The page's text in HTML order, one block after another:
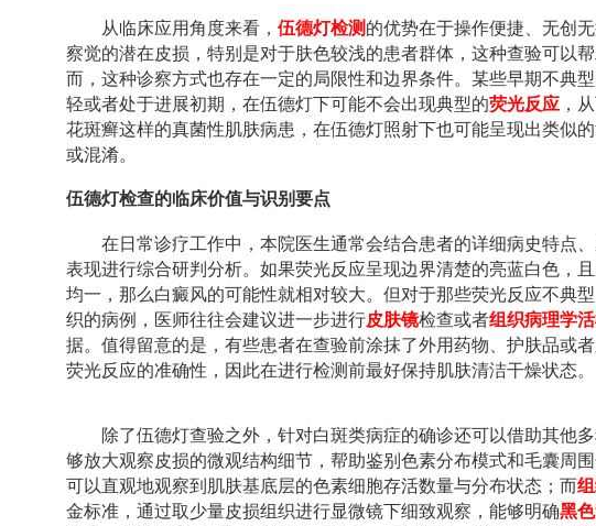
从临床应用角度来看， 伍德灯检测 的优势在于操作便捷、无创
察觉的潜在皮损，特别是对于肤色较浅的患者群体，这种查验可以
而，这种诊察方式也存在一定的局限性和边界条件。某些早期不典
轻或者处于进展初期，在伍德灯下可能不会出现典型的荧光反应 ，
花斑癣这样的真菌性肌肤病患，在伍德灯照射下也可能呈现出类似
或混淆。
伍德灯检查的临床价值与识别要点
在日常诊疗工作中，本院医生通常会结合患者的详细病史特点
表现进行综合研判分析。如果荧光反应呈现边界清楚的亮蓝白色，
均一，那么白癜风的可能性就相对较大。但对于那些荧光反应不典
织的病例，医师往往会建议进一步进行皮肤镜检查或者组织病理学
据。值得留意的是，有些患者在查验前涂抹了外用药物、护肤品或
荧光反应的准确性，因此在进行检测前最好保持肌肤清洁干燥状态。
除了伍德灯查验之外，针对白斑类病症的确诊还可以借助其他多
够放大观察皮损的微观结构细节，帮助鉴别色素分布模式和毛囊周围
可以直观地观察到肌肤基底层的色素细胞存活数量与分布状态；而
金标准，通过取少量皮损组织进行显微镜下细致观察，能够明确黑